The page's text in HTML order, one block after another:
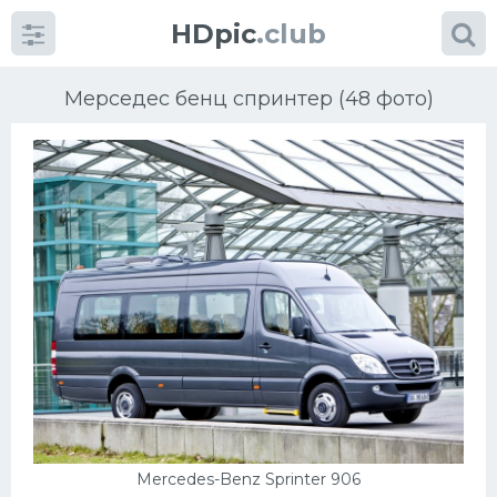
HDpic.club
Мерседес бенц спринтер (48 фото)
Mercedes-Benz Sprinter 906
Категории
Разное
Автомобили
Красивые фото машин
УРАЛ